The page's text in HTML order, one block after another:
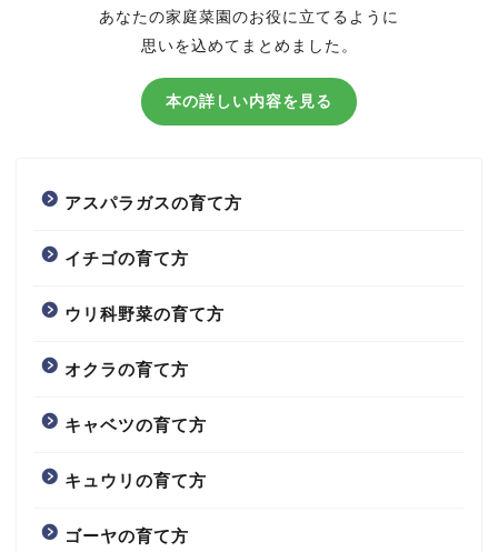
あなたの家庭菜園のお役に立てるように
思いを込めてまとめました。
本の詳しい内容を見る
アスパラガスの育て方
イチゴの育て方
ウリ科野菜の育て方
オクラの育て方
キャベツの育て方
キュウリの育て方
ゴーヤの育て方